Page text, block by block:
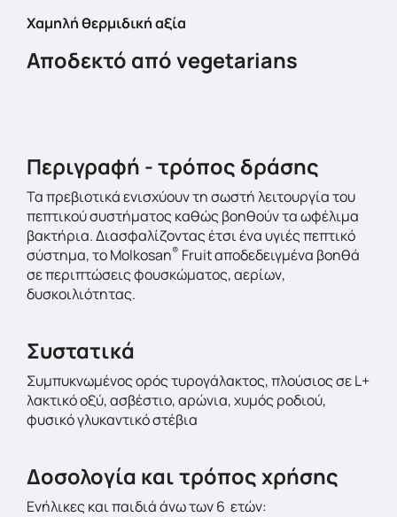
Χαμηλή θερμιδική αξία
Αποδεκτό από vegetarians
Περιγραφή - τρόπος δράσης
Τα πρεβιοτικά ενισχύουν τη σωστή λειτουργία του
πεπτικού συστήματος καθώς βοηθούν τα ωφέλιμα
βακτήρια. Διασφαλίζοντας έτσι ένα υγιές πεπτικό
σύστημα, το Molkosan® Fruit αποδεδειγμένα βοηθά
σε περιπτώσεις φουσκώματος, αερίων,
δυσκοιλιότητας.
Συστατικά
Συμπυκνωμένος ορός τυρογάλακτος, πλούσιος σε L+
λακτικό οξύ, ασβέστιο, αρώνια, χυμός ροδιού,
φυσικό γλυκαντικό στέβια
Δοσολογία και τρόπος χρήσης
Ενήλικες και παιδιά άνω των 6 ετών: